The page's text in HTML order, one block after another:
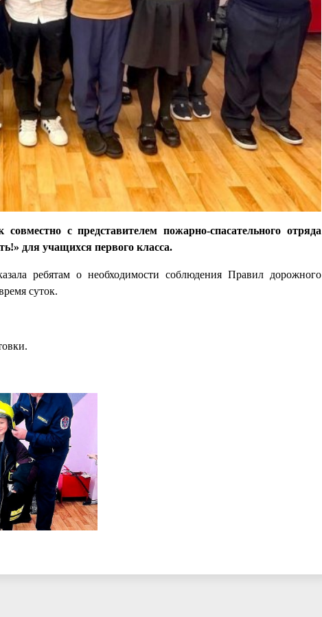
с представителем пожарно-спасательного отряда
для учащихся первого класса.
ребятам о необходимости соблюдения Правил дорожного
суток.